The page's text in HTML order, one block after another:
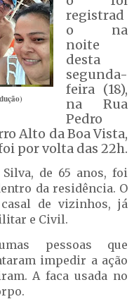
registrad
o na
noite
desta
segunda-
feira (18),
na Rua
Pedro
Alto da Boa Vista,
por volta das 22h.
de 65 anos, foi
da residência. O
de vizinhos, já
e Civil.
pessoas que
impedir a ação
A faca usada no